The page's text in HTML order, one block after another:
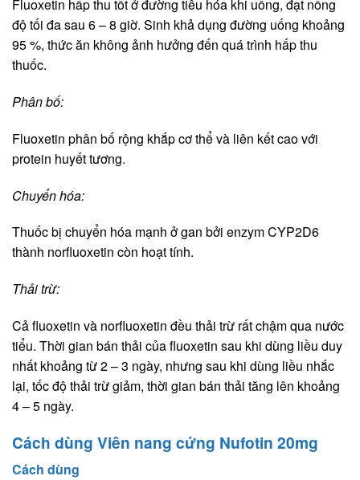
Fluoxetin hấp thu tốt ở đường tiêu hóa khi uống, đạt nồng
độ tối đa sau 6 – 8 giờ. Sinh khả dụng đường uống khoảng
95 %, thức ăn không ảnh hưởng đến quá trình hấp thu
thuốc.
Phân bố:
Fluoxetin phân bố rộng khắp cơ thể và liên kết cao với
protein huyết tương.
Chuyển hóa:
Thuốc bị chuyển hóa mạnh ở gan bởi enzym CYP2D6
thành norfluoxetin còn hoạt tính.
Thải trừ:
Cả fluoxetin và norfluoxetin đều thải trừ rất chậm qua nước
tiểu. Thời gian bán thải của fluoxetin sau khi dùng liều duy
nhất khoảng từ 2 – 3 ngày, nhưng sau khi dùng liều nhắc
lại, tốc độ thải trừ giảm, thời gian bán thải tăng lên khoảng
4 – 5 ngày.
Cách dùng Viên nang cứng Nufotin 20mg
Cách dùng